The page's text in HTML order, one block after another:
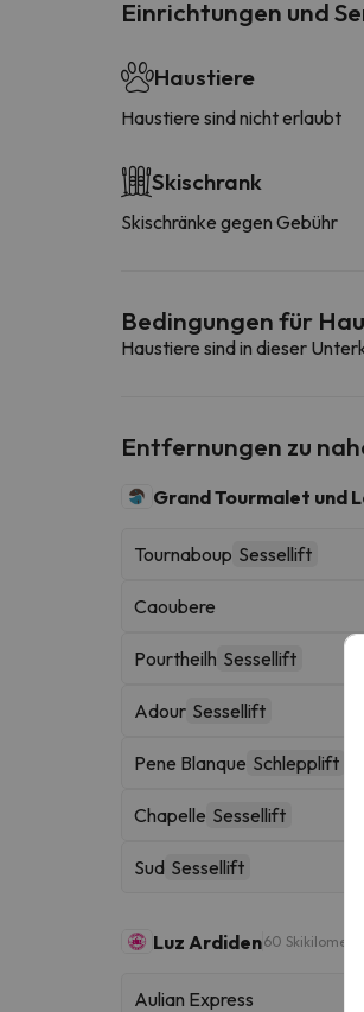
Einrichtungen und
Haustiere
Haustiere sind nicht erlaubt
Skischrank
Skischränke gegen Gebühr
Bedingungen für
Haustiere sind in dieser
Entfernungen zu
Grand Tourmalet und
Tournaboup Sessellift
Caoubere
Pourtheilh Sessellift
Adour Sessellift
Pene Blanque Schlepplift
Chapelle Sessellift
Sud Sessellift
Luz Ardiden60 Skikilometer
Aulian Express